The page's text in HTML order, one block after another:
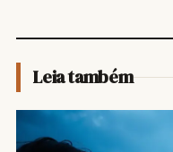
Leia também